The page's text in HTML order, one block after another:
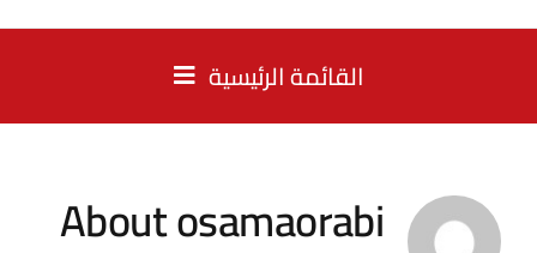
القائمة الرئيسية
نبذةAboutosamaorabi